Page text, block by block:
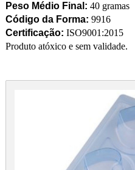
Peso Médio Final: 40 gramas
Código da Forma: 9916
Certificação: ISO9001:2015
Produto atóxico e sem validade.